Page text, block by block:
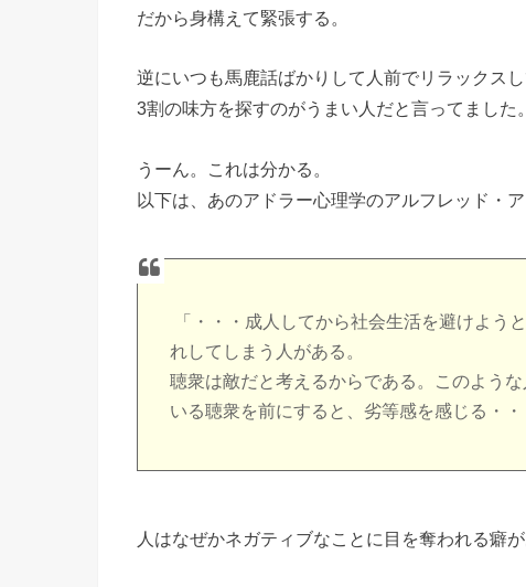
だから身構えて緊張する。
逆にいつも馬鹿話ばかりして人前でリラックス
3割の味方を探すのがうまい人だと言ってました。
うーん。これは分かる。
以下は、あのアドラー心理学のアルフレッド・
「・・・成人してから社会生活を避けよう
れしてしまう人がある。
聴衆は敵だと考えるからである。このよう
いる聴衆を前にすると、劣等感を感じる・・
人はなぜかネガティブなことに目を奪われる癖が